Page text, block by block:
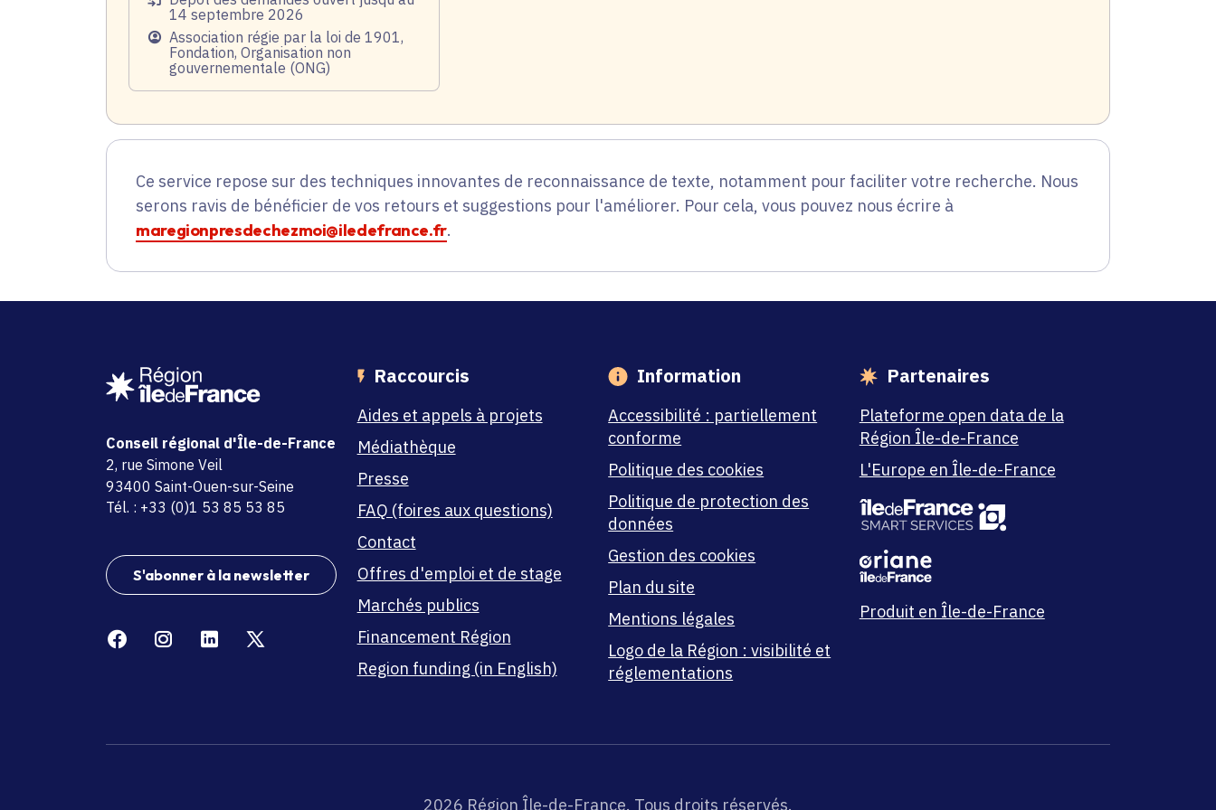
14 septembre 2026
PublicAssociation régie par la loi de 1901,
Fondation, Organisation non
gouvernementale (ONG)
Ce service repose sur des techniques innovantes de reconnaissance de texte, notamment pour faciliter votre recherche. Nous
serons ravis de bénéficier de vos retours et suggestions pour l'améliorer. Pour cela, vous pouvez nous écrire à
maregionpresdechezmoi@iledefrance.fr.
Conseil régional d'Île-de-France
adresse
2, rue Simone Veil
code postal et commune
93400 Saint-Ouen-sur-Seine
Tél. : +33 (0)1 53 85 53 85
S'abonner à la newsletter
FacebookInstagramLinkedin
Raccourcis
Aides et appels à projets
Médiathèque
Presse
FAQ (foires aux questions)
Contact
Offres d'emploi et de stage
Marchés publics
Financement Région
Region funding (in English)
Information
Accessibilité : partiellement
conforme
Politique des cookies
Politique de protection des
données
Gestion des cookies
Plan du site
Mentions légales
Logo de la Région : visibilité et
réglementations
Partenaires
Plateforme open data de la
Région Île-de-France
L'Europe en Île-de-France
Produit en Île-de-France
2026 Région Île-de-France. Tous droits réservés.